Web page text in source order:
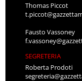
Thomas Piccot
Fausto Vassoney
SEGRETERIA
Roberta Prodoti